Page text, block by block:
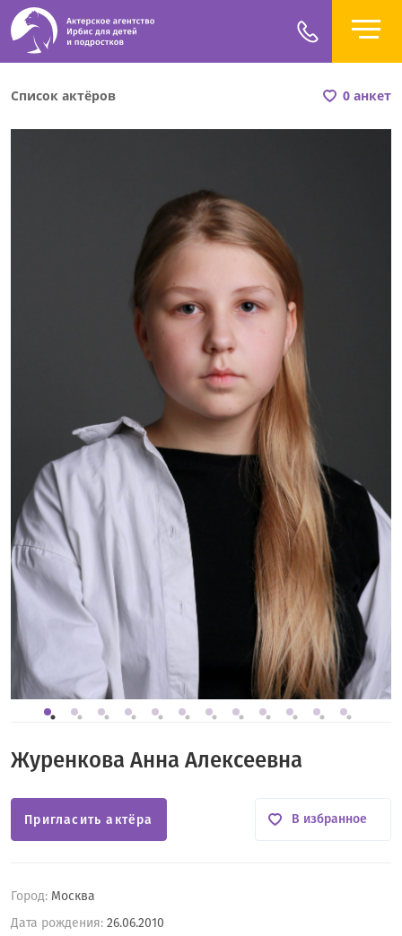
Список актёров 0 анкет
Журенкова Анна Алексеевна
Город: Москва
Дата рождения: 26.06.2010
Пригласить актёра В избранное